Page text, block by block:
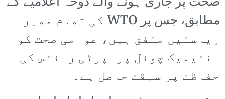
مطابق، جس پر WTO کی تمام ممبر
ریاستیں متفق ہیں، عوامی صحت کو
انٹیلیک چوئل پراپرٹی رائٹس کی
حفاظت پر سبقت حاصل ہے۔